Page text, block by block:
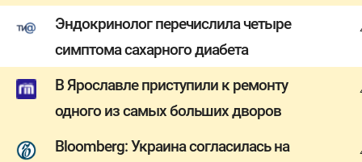
Эндокринолог перечислила четыре
симптома сахарного диабета
В Ярославле приступили к ремонту
одного из самых больших дворов
Bloomberg: Украина согласилась на